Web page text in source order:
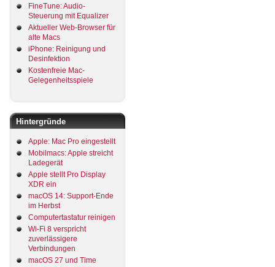
FineTune: Audio-
Steuerung mit Equalizer
Aktueller Web-Browser für
alte Macs
iPhone: Reinigung und
Desinfektion
Kostenfreie Mac-
Gelegenheitsspiele
Hintergründe
Apple: Mac Pro eingestellt
Mobilmacs: Apple streicht
Ladegerät
Apple stellt Pro Display
XDR ein
macOS 14: Support-Ende
im Herbst
Computertastatur reinigen
Wi-Fi 8 verspricht
zuverlässigere
Verbindungen
macOS 27 und Time